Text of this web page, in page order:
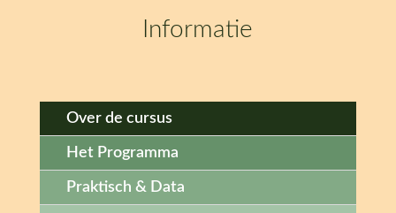
Informatie
Over de cursus
Het Programma
Praktisch & Data